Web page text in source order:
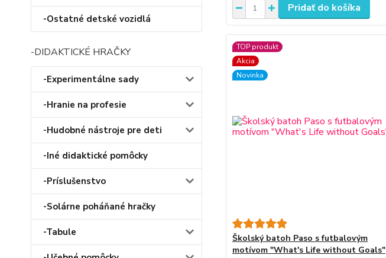
-Ostatné detské vozidlá
-DIDAKTICKÉ HRAČKY
-Experimentálne sady
-Hranie na profesie
-Hudobné nástroje pre deti
-Iné didaktické pomôcky
-Príslušenstvo
-Solárne poháňané hračky
-Tabule
Pridať do košíka
TOP produkt
Akcia
Novinka
Školský batoh Paso s futbalovým
motívom "What's Life without Goals"